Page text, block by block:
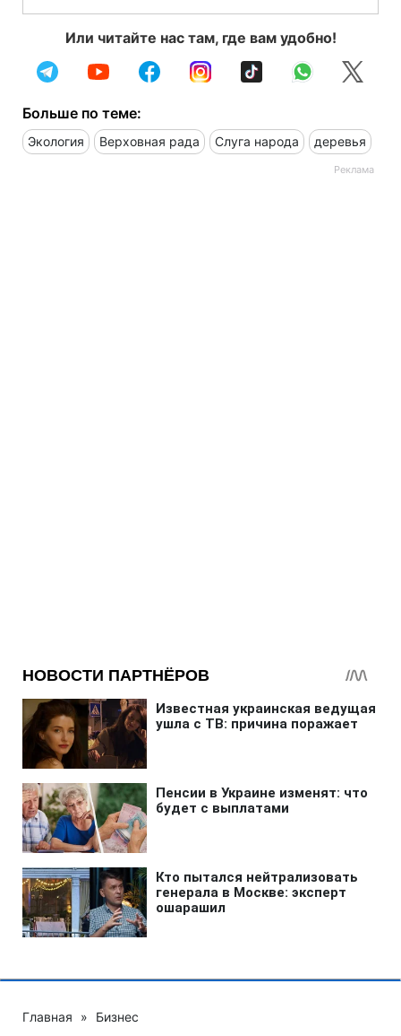
Или читайте нас там, где вам удобно!
Больше по теме:
Экология Верховная рада Слуга народа деревья
Главная » Бизнес